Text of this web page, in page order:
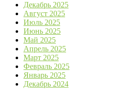
Декабрь 2025
Август 2025
Июль 2025
Июнь 2025
Май 2025
Апрель 2025
Март 2025
Февраль 2025
Январь 2025
Декабрь 2024